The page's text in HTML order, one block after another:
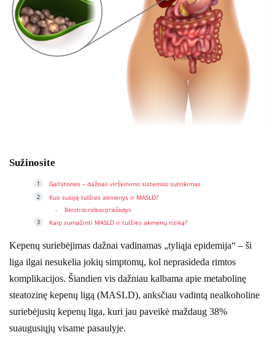
Sužinosite
Gallstones – dažnas virškinimo sistemos sutrikimas
Kuo susiję tulžies akmenys ir MASLD?
Bendros rizikos priežastys
Kaip sumažinti MASLD ir tulžies akmenų riziką?
Kepenų suriebėjimas dažnai vadinamas „tyliąja epidemija“ – ši
liga ilgai nesukelia jokių simptomų, kol neprasideda rimtos
komplikacijos. Šiandien vis dažniau kalbama apie metabolinę
steatozinę kepenų ligą (MASLD), anksčiau vadintą nealkoholine
suriebėjusių kepenų liga, kuri jau paveikė maždaug 38%
suaugusiųjų visame pasaulyje.